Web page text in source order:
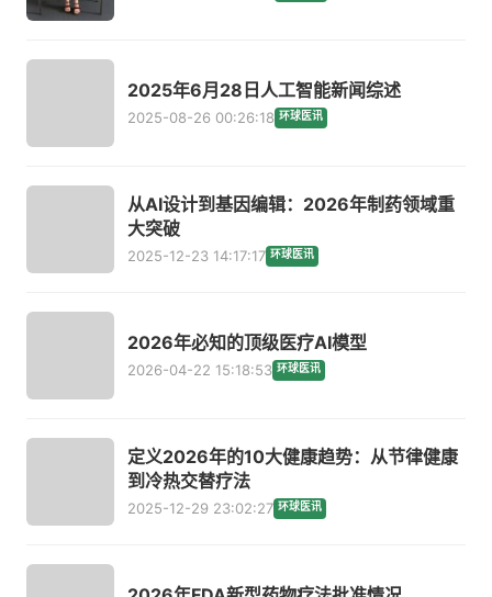
2025年6月28日人工智能新闻综述
2025-08-26 00:26:18 环球医讯
从AI设计到基因编辑：2026年制药领域重
大突破
2025-12-23 14:17:17 环球医讯
2026年必知的顶级医疗AI模型
2026-04-22 15:18:53 环球医讯
定义2026年的10大健康趋势：从节律健康
到冷热交替疗法
2025-12-29 23:02:27 环球医讯